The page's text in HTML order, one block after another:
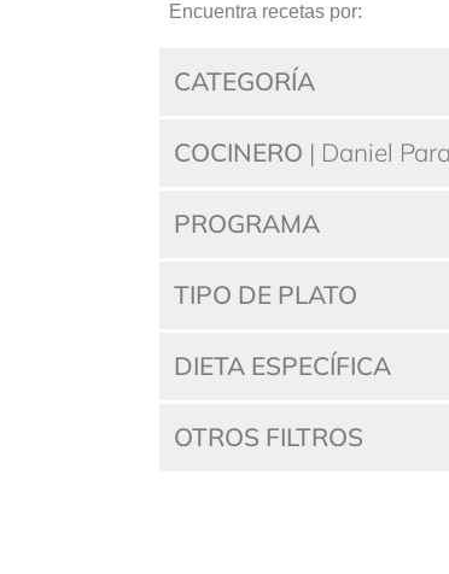
Encuentra recetas por:
CATEGORÍA
COCINERO | Daniel
PROGRAMA
TIPO DE PLATO
DIETA ESPECÍFICA
OTROS FILTROS